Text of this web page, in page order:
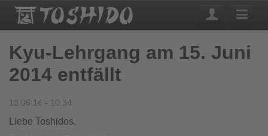
Kyu-Lehrgang am 15. Juni
2014 entfällt
13.06.14 - 10:34
Liebe Toshidos,